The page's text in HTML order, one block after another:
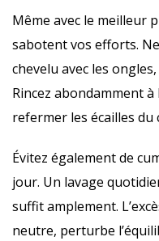
Même avec le meilleur
sabotent vos efforts.
chevelu avec les
Rincez abondamment
refermer les écailles du
Évitez également de
jour. Un lavage
suffit amplement.
neutre, perturbe